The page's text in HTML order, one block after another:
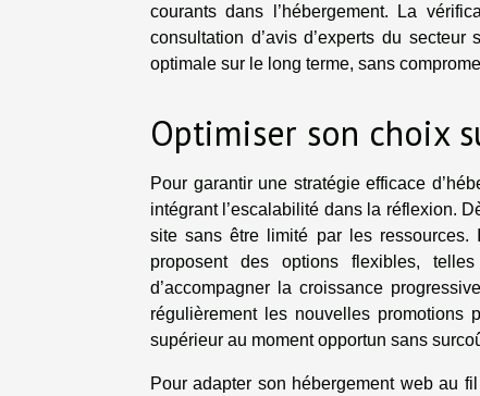
courants dans l’hébergement. La
consultation d’avis d’experts du
optimale sur le long terme, sans
Optimiser son choix
Pour garantir une stratégie efficace
intégrant l’escalabilité dans la réflexion.
site sans être limité par les ressources.
proposent des options flexibles,
d’accompagner la croissance
régulièrement les nouvelles
supérieur au moment opportun sans
Pour adapter son hébergement web au